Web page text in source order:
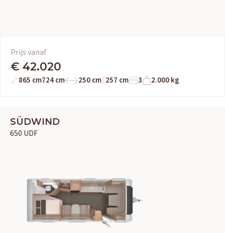
Prijs vanaf
€ 42.020
865 cm724 cm 250 cm 257 cm 3 2.000 kg
SÜDWIND
650 UDF